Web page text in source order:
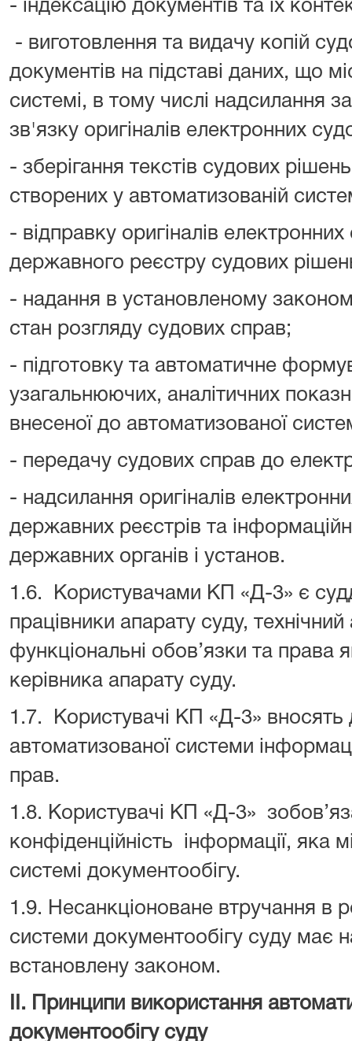
- індексацію документів та їх
- виготовлення та видачу копій
документів на підставі даних, що
системі, в тому числі надсилання
зв'язку оригіналів електронних
- зберігання текстів судових
створених у автоматизованій
- відправку оригіналів
державного реєстру судових
- надання в установленому
стан розгляду судових справ;
- підготовку та автоматичне
узагальнюючих, аналітичних
внесеної до автоматизованої
- передачу судових справ до
- надсилання оригіналів
державних реєстрів та
державних органів і установ.
1.6. Користувачами КП «Д-3» є
працівники апарату суду, технічний
функціональні обов’язки та права
керівника апарату суду.
1.7. Користувачі КП «Д-3» вносять
автоматизованої системи
прав.
1.8. Користувачі КП «Д-3»
конфіденційність інформації, яка
системі документообігу.
1.9. Несанкціоноване втручання в
системи документообігу суду має
встановлену законом.
ІІ. Принципи використання
документообігу суду